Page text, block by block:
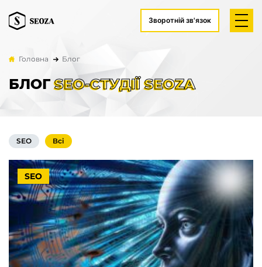
Зворотній зв'язок
Головна Блог
БЛОГSEO-СТУДІЇ SEOZA
SEO Всі
SEO